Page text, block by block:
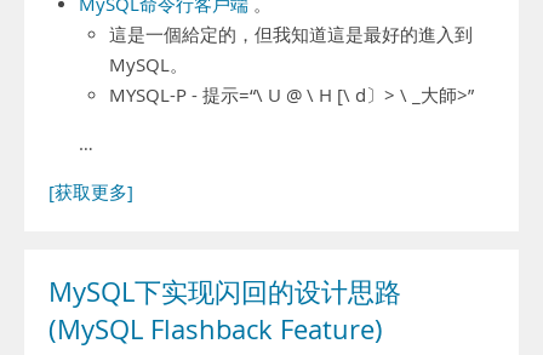
這是一個給定的，但我知道這是最好的進入到
MySQL。
MYSQL-P - 提示=“\ U @ \ H [\ d〕> \ _大師>”
…
[获取更多]
MySQL下实现闪回的设计思路
(MySQL Flashback Feature)